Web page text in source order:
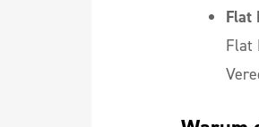
Flat
Flat